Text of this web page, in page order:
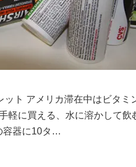
ト アメリカ滞在中はビタミ
軽に買える、水に溶かして飲
容器に10タ…